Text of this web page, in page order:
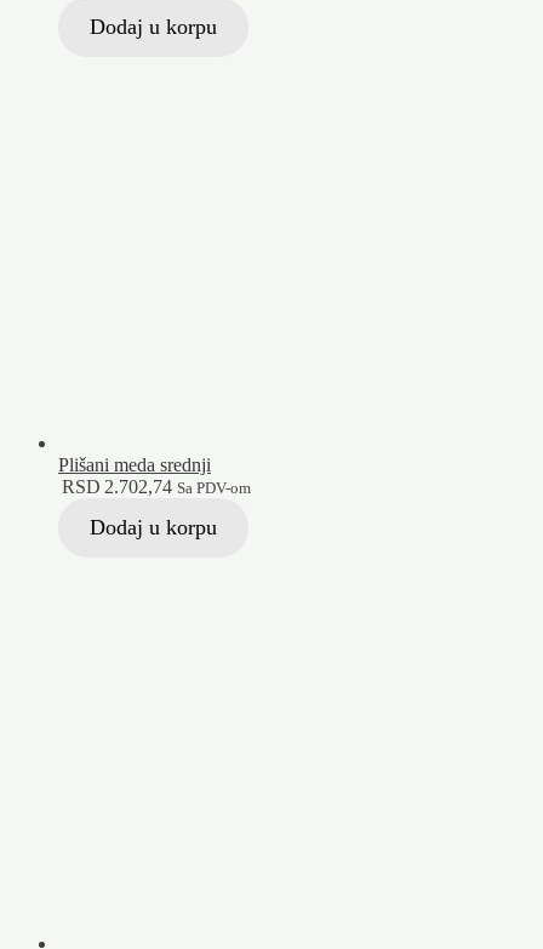
Dodaj u korpu
Plišani meda srednji
RSD 2.702,74 Sa PDV-om
Dodaj u korpu